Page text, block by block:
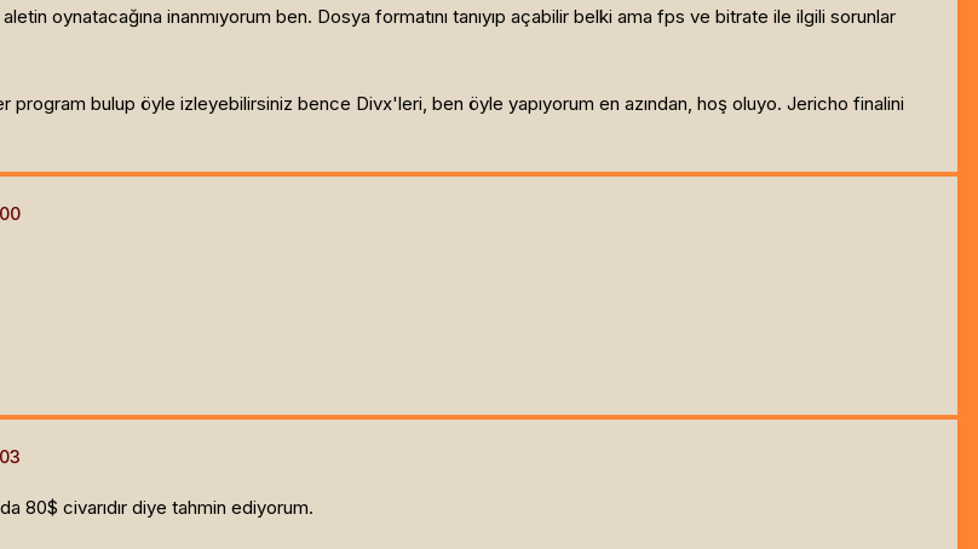
oynatacağına inanmıyorum ben. Dosya formatını tanıyıp açabilir belki ama fps ve bitrate ile ilgili sorunlar
bulup öyle izleyebilirsiniz bence Divx'leri, ben öyle yapıyorum en azından, hoş oluyo. Jericho finalini
80$ civarıdır diye tahmin ediyorum.